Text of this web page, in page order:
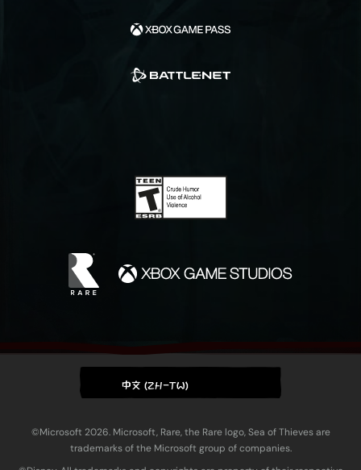
中文 (ZH-TW)
©Microsoft 2026. Microsoft, Rare, the Rare logo, Sea of Thieves are
trademarks of the Microsoft group of companies.